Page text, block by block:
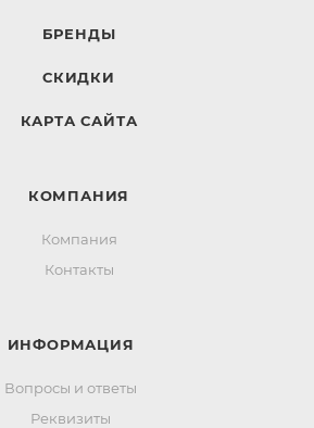
БРЕНДЫ
СКИДКИ
КАРТА САЙТА
КОМПАНИЯ
Компания
Контакты
ИНФОРМАЦИЯ
Вопросы и ответы
Реквизиты